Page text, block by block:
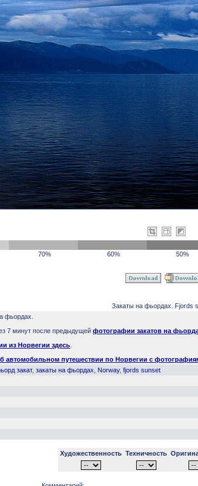
70% 60% 50%
Закаты на фьордах. Fjords
фьордах.
7 минут после предыдущей фотографии закатов на
из Норвегии здесь
автомобильном путешествии по Норвегии с
закат, закаты на фьордах Norway, fjords sunset
Художественность Техничность